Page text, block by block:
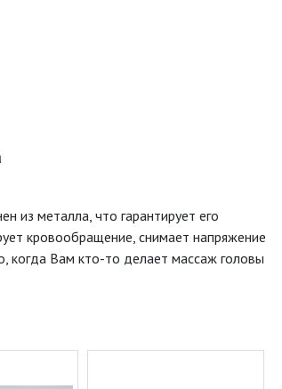
из металла, что гарантирует его
кровообращение, снимает напряжение
когда Вам кто-то делает массаж головы